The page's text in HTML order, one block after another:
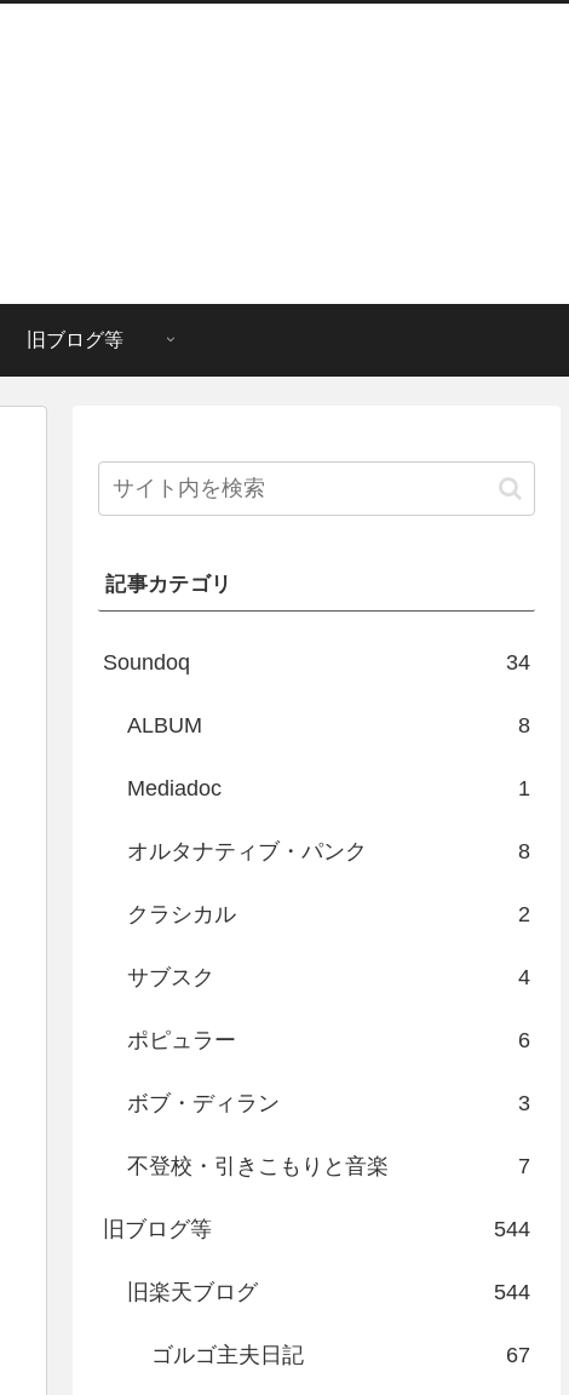
旧ブログ等
記事カテゴリ
Soundoq 34
ALBUM 8
Mediadoc 1
オルタナティブ・パンク 8
クラシカル 2
サブスク 4
ポピュラー 6
ボブ・ディラン 3
不登校・引きこもりと音楽 7
旧ブログ等 544
旧楽天ブログ 544
ゴルゴ主夫日記 67